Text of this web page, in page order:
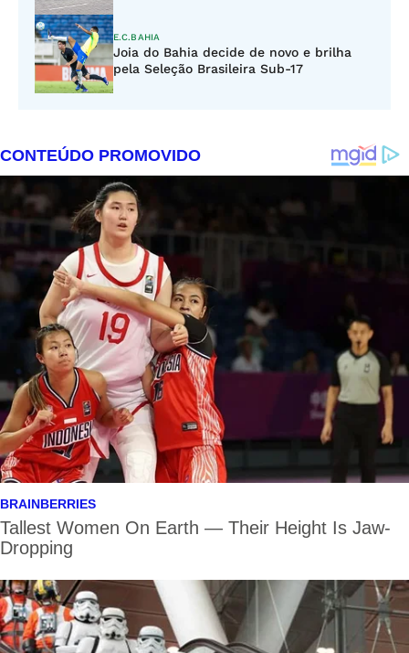
E.C.BAHIA
Joia do Bahia decide de novo e brilha
pela Seleção Brasileira Sub-17